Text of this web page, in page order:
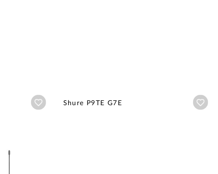
Añadir a wishlist
Shure P9TE G7E